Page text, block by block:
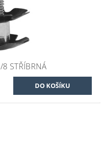
8 STŘÍBRNÁ